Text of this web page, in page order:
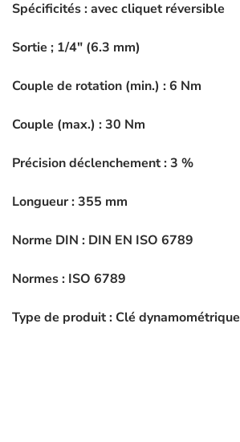
Spécificités : avec cliquet réversible
Sortie ; 1/4″ (6.3 mm)
Couple de rotation (min.) :6 Nm
Couple (max.) :30 Nm
Précision déclenchement :3 %
Longueur :355 mm
Norme DIN : DIN EN ISO 6789
Normes : ISO 6789
Type de produit : Clé dynamométrique